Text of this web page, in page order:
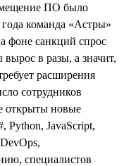
ПО было
команда «Астры»
фоне санкций спрос
в разы, а значит,
расширения
сотрудников
открыты новые
Python, JavaScript,
специалистов